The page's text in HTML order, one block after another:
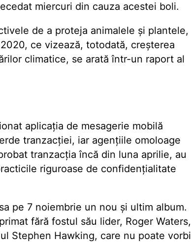
miercuri din cauza acestei boli.
de a proteja animalele și plantele,
ce vizează, totodată, creșterea
climatice, se arată într-un raport al
aplicația de mesagerie mobilă
tranzacției, iar agențiile omoloage
tranzacția încă din luna aprilie, au
riguroase de confidențialitate
pe 7 noiembrie un nou și ultim album.
fără fostul său lider, Roger Waters,
Stephen Hawking, care nu poate vorbi